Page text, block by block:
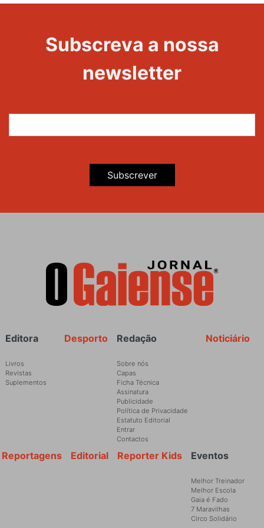
Evento
Subscreva a nossa
newsletter
Subscrever
Rodapé Noticiário
Redação
Sobre nós
Capas
Ficha Técnica
Assinatura
Publicidade
Política de Privacidade
Estatuto Editorial
Entrar
Contactos
Desporto
Editora
Livros
Revistas
Suplementos
Eventos
Melhor Treinador
Melhor Escola
Gaia é Fado
7 Maravilhas
Circo Solidário
Reporter Kids
Editorial
Reportagens